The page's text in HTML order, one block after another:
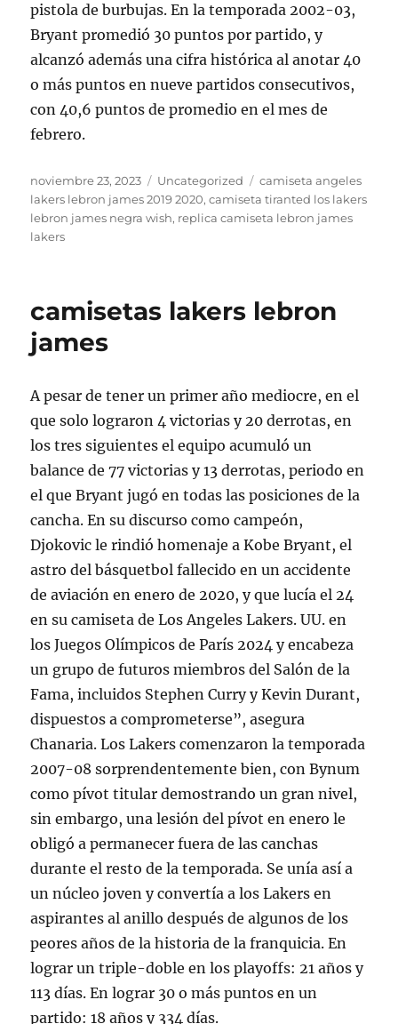
pistola de burbujas. En la temporada 2002-03,
Bryant promedió 30 puntos por partido, y
alcanzó además una cifra histórica al anotar 40
o más puntos en nueve partidos consecutivos,
con 40,6 puntos de promedio en el mes de
febrero.
Publicado
el
noviembre 23, 2023 Categorías
Uncategorized Etiquetas
camiseta angeles
lakers lebron james 2019 2020,camiseta tiranted los lakers
lebron james negra wish, replica camiseta lebron james
lakers
camisetas lakers lebron
james
A pesar de tener un primer año mediocre, en el
que solo lograron 4 victorias y 20 derrotas, en
los tres siguientes el equipo acumuló un
balance de 77 victorias y 13 derrotas, periodo en
el que Bryant jugó en todas las posiciones de la
cancha. En su discurso como campeón,
Djokovic le rindió homenaje a Kobe Bryant, el
astro del básquetbol fallecido en un accidente
de aviación en enero de 2020, y que lucía el 24
en su camiseta de Los Angeles Lakers. UU. en
los Juegos Olímpicos de París 2024 y encabeza
un grupo de futuros miembros del Salón de la
Fama, incluidos Stephen Curry y Kevin Durant,
dispuestos a comprometerse”, asegura
Chanaria. Los Lakers comenzaron la temporada
2007-08 sorprendentemente bien, con Bynum
como pívot titular demostrando un gran nivel,
sin embargo, una lesión del pívot en enero le
obligó a permanecer fuera de las canchas
durante el resto de la temporada. Se unía así a
un núcleo joven y convertía a los Lakers en
aspirantes al anillo después de algunos de los
peores años de la historia de la franquicia. En
lograr un triple-doble en los playoffs: 21 años y
113 días. En lograr 30 o más puntos en un
partido: 18 años y 334 días.